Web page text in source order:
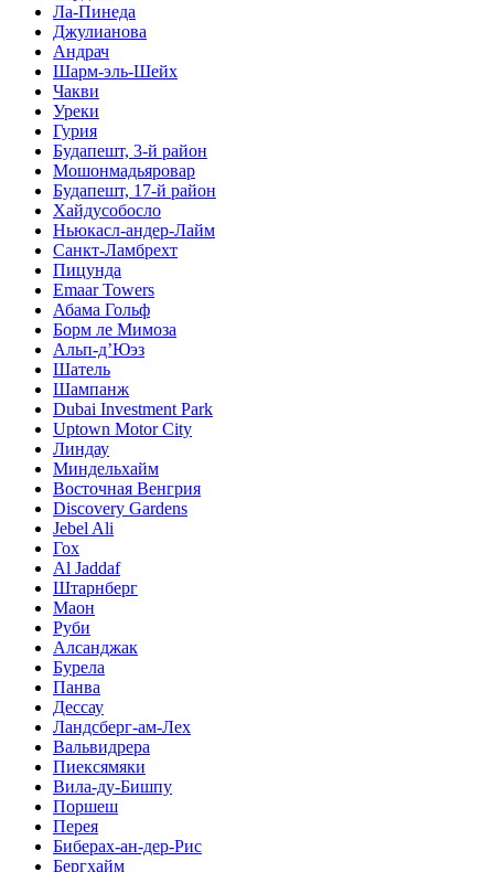
Ла-Пинеда
Джулианова
Андрач
Шарм-эль-Шейх
Чакви
Уреки
Гурия
Будапешт, 3-й район
Мошонмадьяровар
Будапешт, 17-й район
Хайдусобосло
Ньюкасл-андер-Лайм
Санкт-Ламбрехт
Пицунда
Emaar Towers
Абама Гольф
Борм ле Мимоза
Альп-д’Юэз
Шатель
Шампанж
Dubai Investment Park
Uptown Motor City
Линдау
Миндельхайм
Восточная Венгрия
Discovery Gardens
Jebel Ali
Гох
Al Jaddaf
Штарнберг
Маон
Руби
Алсанджак
Бурела
Панва
Дессау
Ландсберг-ам-Лех
Вальвидрера
Пиексямяки
Вила-ду-Бишпу
Поршеш
Перея
Биберах-ан-дер-Рис
Бергхайм